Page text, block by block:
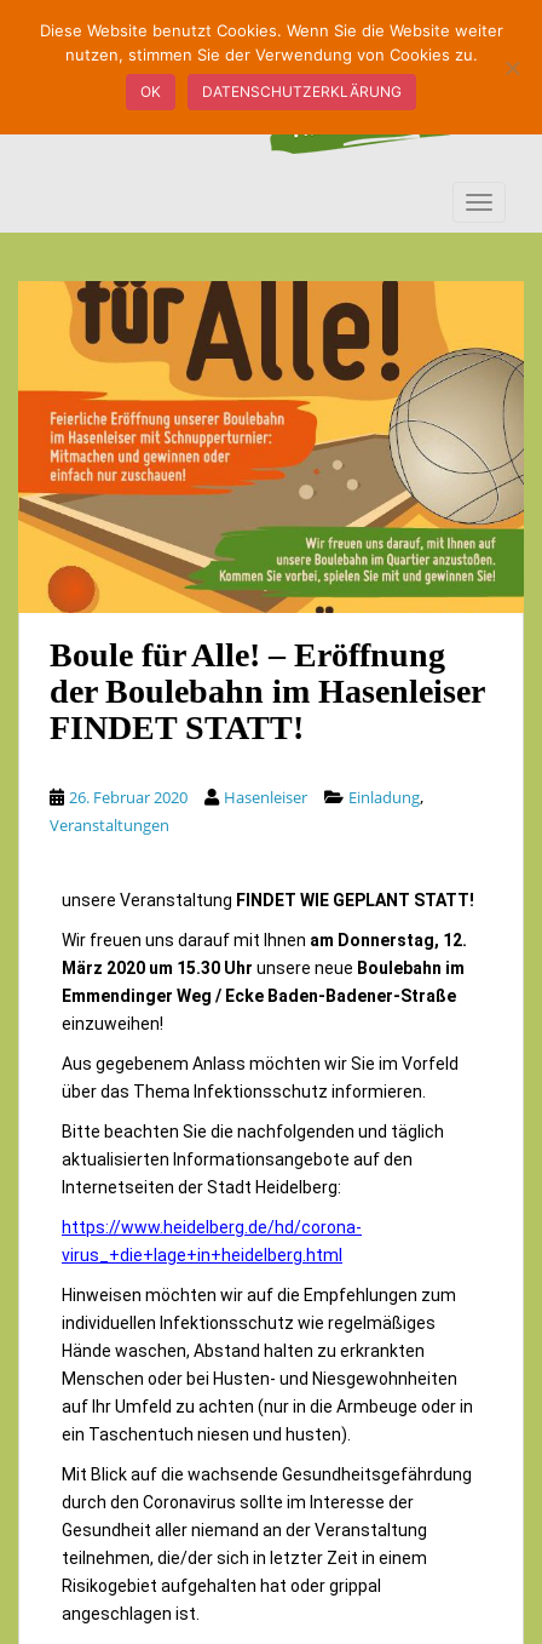
i
Boule für Alle! – Eröffnung
der Boulebahn im Hasenleiser
FINDET STATT!
26. Februar 2020 Hasenleiser Einladung,
Veranstaltungen
unsere Veranstaltung FINDET WIE GEPLANT STATT!
Wir freuen uns darauf mit Ihnen am Donnerstag, 12.
März 2020 um 15.30 Uhr unsere neue Boulebahn im
Emmendinger Weg / Ecke Baden-Badener-Straße
einzuweihen!
Aus gegebenem Anlass möchten wir Sie im Vorfeld
über das Thema Infektionsschutz informieren.
Bitte beachten Sie die nachfolgenden und täglich
aktualisierten Informationsangebote auf den
Internetseiten der Stadt Heidelberg:
https://www.heidelberg.de/hd/corona-
virus_+die+lage+in+heidelberg.html
Hinweisen möchten wir auf die Empfehlungen zum
individuellen Infektionsschutz wie regelmäßiges
Hände waschen, Abstand halten zu erkrankten
Menschen oder bei Husten- und Niesgewohnheiten
auf Ihr Umfeld zu achten (nur in die Armbeuge oder in
ein Taschentuch niesen und husten).
Mit Blick auf die wachsende Gesundheitsgefährdung
durch den Coronavirus sollte im Interesse der
Gesundheit aller niemand an der Veranstaltung
teilnehmen, die/der sich in letzter Zeit in einem
Risikogebiet aufgehalten hat oder grippal
angeschlagen ist.
Diese Website benutzt Cookies. Wenn Sie die Website weiter
nutzen, stimmen Sie der Verwendung von Cookies zu.
OK DATENSCHUTZERKLÄRUNG